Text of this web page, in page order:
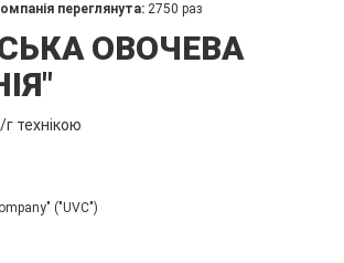
переглянута: 2750 раз
ОВОЧЕВА
г технікою
("UVC")